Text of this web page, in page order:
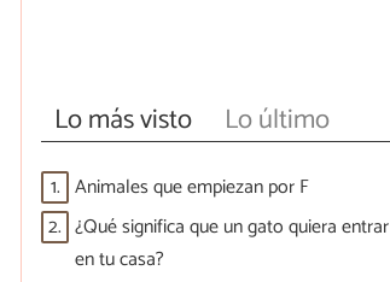
Lo más visto Lo último
1. Animales que empiezan por F
2. ¿Qué significa que un gato quiera entrar
en tu casa?